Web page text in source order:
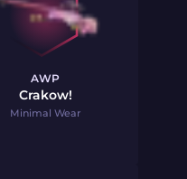
AWP
Crakow!
Minimal Wear